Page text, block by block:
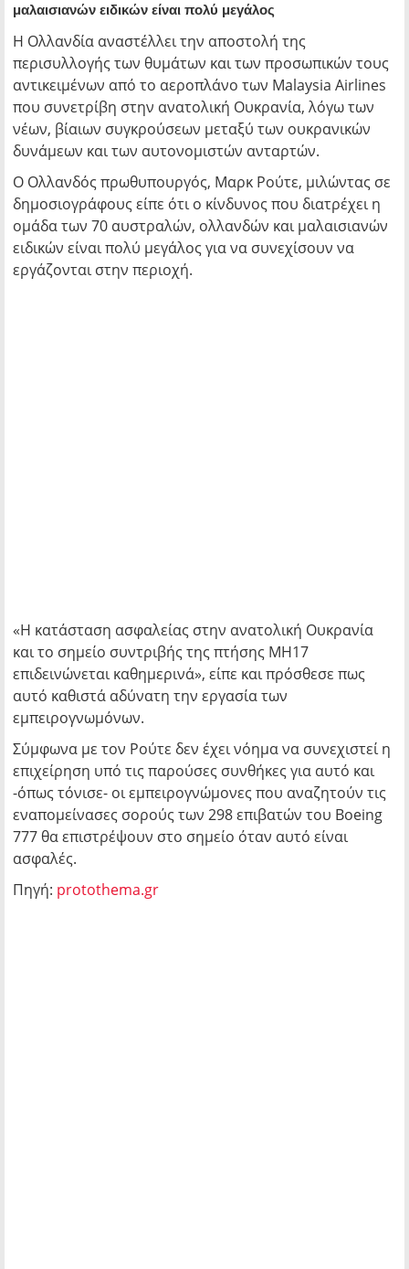
μαλαισιανών ειδικών είναι πολύ μεγάλος
Η Ολλανδία αναστέλλει την αποστολή της
περισυλλογής των θυμάτων και των προσωπικών τους
αντικειμένων από το αεροπλάνο των Malaysia Airlines
που συνετρίβη στην ανατολική Ουκρανία, λόγω των
νέων, βίαιων συγκρούσεων μεταξύ των ουκρανικών
δυνάμεων και των αυτονομιστών ανταρτών.
Ο Ολλανδός πρωθυπουργός, Μαρκ Ρούτε, μιλώντας σε
δημοσιογράφους είπε ότι ο κίνδυνος που διατρέχει η
ομάδα των 70 αυστραλών, ολλανδών και μαλαισιανών
ειδικών είναι πολύ μεγάλος για να συνεχίσουν να
εργάζονται στην περιοχή.
«Η κατάσταση ασφαλείας στην ανατολική Ουκρανία
και το σημείο συντριβής της πτήσης MH17
επιδεινώνεται καθημερινά», είπε και πρόσθεσε πως
αυτό καθιστά αδύνατη την εργασία των
εμπειρογνωμόνων.
Σύμφωνα με τον Ρούτε δεν έχει νόημα να συνεχιστεί η
επιχείρηση υπό τις παρούσες συνθήκες για αυτό και
-όπως τόνισε- οι εμπειρογνώμονες που αναζητούν τις
εναπομείνασες σορούς των 298 επιβατών του Boeing
777 θα επιστρέψουν στο σημείο όταν αυτό είναι
ασφαλές.
Πηγή: protothema.gr